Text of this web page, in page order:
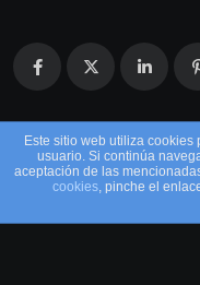
© 2026
Este sitio web utiliza
usuario. Si continúa
aceptación de las
cookies, pinche el